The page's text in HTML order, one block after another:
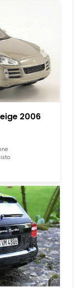
2006